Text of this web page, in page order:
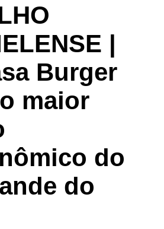
|
Burger
maior
do
do